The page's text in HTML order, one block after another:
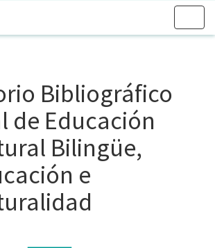
Bibliográfico
de Educación
Bilingüe,
e